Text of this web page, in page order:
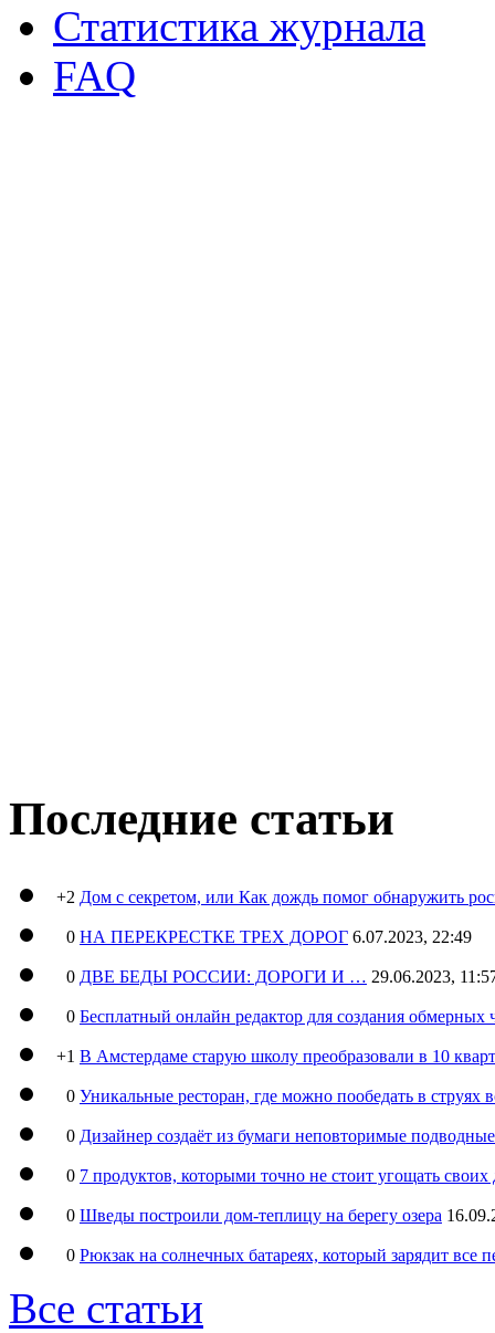
Статистика журнала
FAQ
Последние статьи
+2 Дом с секретом, или Как дождь помог обнаружить
0 НА ПЕРЕКРЕСТКЕ ТРЕХ ДОРОГ 6.07.2023, 22:49
0 ДВЕ БЕДЫ РОССИИ: ДОРОГИ И … 29.06.2023,
0 Бесплатный онлайн редактор для создания обмерных
+1 В Амстердаме старую школу преобразовали в 10
0 Уникальные ресторан, где можно пообедать в струях
0 Дизайнер создаёт из бумаги неповторимые
0 7 продуктов, которыми точно не стоит угощать
0 Шведы построили дом-теплицу на берегу озера
0 Рюкзак на солнечных батареях, который зарядит все
Все статьи